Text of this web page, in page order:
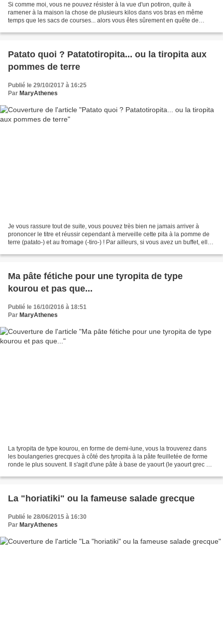
Si comme moi, vous ne pouvez résister à la vue d'un potiron, quite à
ramener à la maison la chose de plusieurs kilos dans vos bras en même
temps que les sacs de courses... alors vous êtes sûrement en quête de
Patato quoi ? Patatotiropita... ou la tiropita aux
pommes de terre
Publié le 29/10/2017 à 16:25
Par MaryAthenes
Je vous rassure tout de suite, vous pouvez très bien ne jamais arriver à
prononcer le titre et réussir cependant à merveille cette pita à la pomme de
terre (patato-) et au fromage (-tiro-) ! Par ailleurs, si vous avez un buffet, elle
Ma pâte fétiche pour une tyropita de type
kourou et pas que...
Publié le 16/10/2016 à 18:51
Par MaryAthenes
La tyropita de type kourou, en forme de demi-lune, vous la trouverez dans
les boulangeries grecques à côté des tyropita à la pâte feuilletée de forme
ronde le plus souvent. Il s'agit d'une pâte à base de yaourt (le yaourt grec est
La "horiatiki" ou la fameuse salade grecque
Publié le 28/06/2015 à 16:30
Par MaryAthenes